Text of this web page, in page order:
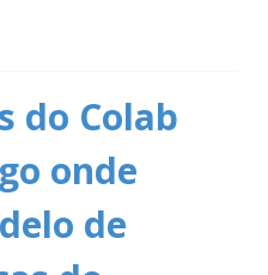
do Colab
onde
de